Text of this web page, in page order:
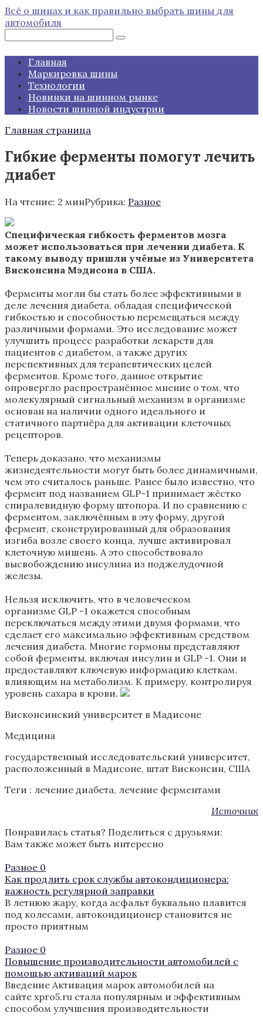
Перейти
к
Всё о шинах и как правильно выбрать шины для
автомобиля
Главная
Маркировка шины
Технологии
Новинки на шинном рынке
Новости шинной индустрии
Главная страница
Гибкие ферменты помогут лечить
диабет
На чтение: 2 минРубрика: Разное
Специфическая гибкость ферментов мозга
может использоваться при лечении диабета. К
такому выводу пришли учёные из Университета
Висконсина Мэдисона в США.
Ферменты могли бы стать более эффективными в
деле лечения диабета, обладая специфической
гибкостью и способностью перемещаться между
различными формами. Это исследование может
улучшить процесс разработки лекарств для
пациентов с диабетом, а также других
перспективных для терапевтических целей
ферментов. Кроме того, данное открытие
опровергло распространённое мнение о том, что
молекулярный сигнальный механизм в организме
основан на наличии одного идеального и
статичного партнёра для активации клеточных
рецепторов.
Теперь доказано, что механизмы
жизнедеятельности могут быть более динамичными,
чем это считалось раньше. Ранее было известно, что
фермент под названием GLP-1 принимает жёстко
спиралевидную форму штопора. И по сравнению с
ферментом, заключённым в эту форму, другой
фермент, сконструированный для образования
изгиба возле своего конца, лучше активировал
клеточную мишень. А это способствовало
высвобождению инсулина из поджелудочной
железы.
Нельзя исключить, что в человеческом
организме GLP -1 окажется способным
переключаться между этими двумя формами, что
сделает его максимально эффективным средством
лечения диабета. Многие гормоны представляют
собой ферменты, включая инсулин и GLP -1. Они и
предоставляют ключевую информацию клеткам,
влияющим на метаболизм. К примеру, контролируя
уровень сахара в крови.
Висконсинский университет в Мадисоне
Медицина
государственный исследовательский университет,
расположенный в Мадисоне, штат Висконсин, США
Теги : лечение диабета, лечение ферментами
Источник
Понравилась статья? Поделиться с друзьями:
Вам также может быть интересно
Разное 0
Как продлить срок службы автокондиционера:
важность регулярной заправки
В летнюю жару, когда асфальт буквально плавится
под колесами, автокондиционер становится не
просто приятным
Разное 0
Повышение производительности автомобилей с
помощью активаций марок
Введение Активация марок автомобилей на
сайте xpro5.ru стала популярным и эффективным
способом улучшения производительности